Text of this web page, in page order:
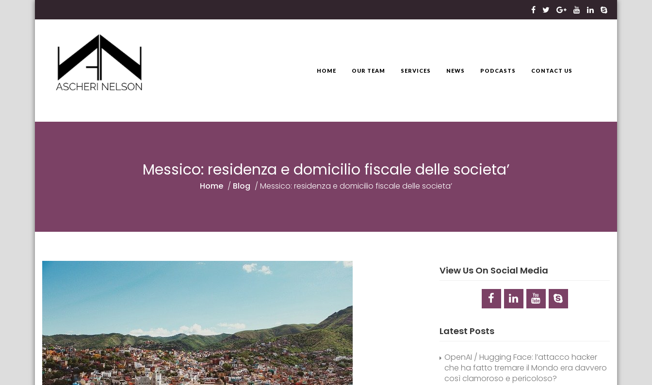
Ascheri Nelson LLP
HOME OUR TEAM SERVICES NEWS PODCASTS CONTACT US
Messico: residenza e domicilio fiscale delle societa’
Home / Blog / Messico: residenza e domicilio fiscale delle societa’
View Us On Social Media
Latest Posts
OpenAI / Hugging Face: l’attacco hacker
che ha fatto tremare il Mondo era davvero
così clamoroso e pericoloso?